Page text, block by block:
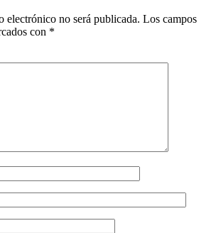
electrónico no será publicada. Los campos
con *